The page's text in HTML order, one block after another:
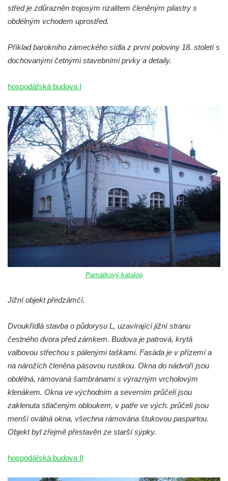
Podještědí
Zámek Starý Hrozňatov (hrad Kingsberg)
Zámek Přerov nad Labem
střed je zdůrazněn trojosým rizalitem členěným pilastry s
obdélným vchodem uprostřed.
Příklad barokního zámeckého sídla z první poloviny 18. století s
dochovanými četnými stavebními prvky a detaily.
hospodářská budova I
Památkový katalog
Jižní objekt předzámčí.
Dvoukřídlá stavba o půdorysu L, uzavírající jižní stranu
čestného dvora před zámkem. Budova je patrová, krytá
valbovou střechou s pálenými taškami. Fasáda je v přízemí a
na nárožích členěna pásovou rustikou. Okna do nádvoří jsou
obdélná, rámovaná šambránami s výrazným vrcholovým
klenákem. Okna ve východním a severním průčelí jsou
zaklenuta stlačeným obloukem, v patře ve vých. průčelí jsou
menší oválná okna, všechna rámována štukovou paspartou.
Objekt byl zřejmě přestavěn ze starší sýpky.
hospodářská budova II